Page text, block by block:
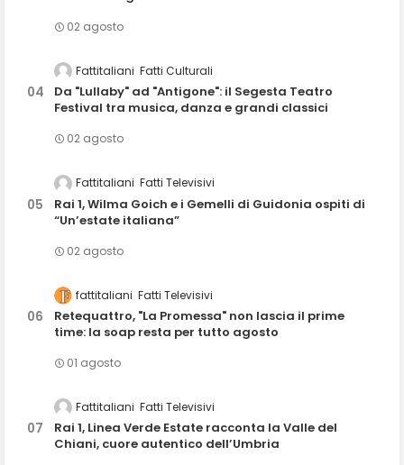
02 agosto
Fattitaliani Fatti Culturali
Da "Lullaby" ad "Antigone": il Segesta Teatro
Festival tra musica, danza e grandi classici
02 agosto
Fattitaliani Fatti Televisivi
Rai 1, Wilma Goich e i Gemelli di Guidonia ospiti di
“Un’estate italiana”
02 agosto
fattitaliani Fatti Televisivi
Retequattro, "La Promessa" non lascia il prime
time: la soap resta per tutto agosto
01 agosto
Fattitaliani Fatti Televisivi
Rai 1, Linea Verde Estate racconta la Valle del
Chiani, cuore autentico dell’Umbria